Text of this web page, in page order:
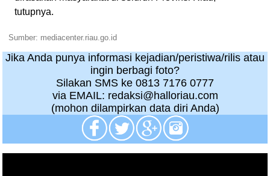
tutupnya.
Sumber: mediacenter.riau.go.id
Jika Anda punya informasi kejadian/peristiwa/rilis atau
ingin berbagi foto?
Silakan SMS ke 0813 7176 0777
via EMAIL: redaksi@halloriau.com
(mohon dilampirkan data diri Anda)